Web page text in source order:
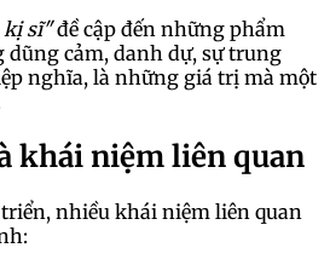
kị sĩ"đề cập đến những phẩm
dũng cảm, danh dự, sự trung
nghĩa, là những giá trị mà một
khái niệm liên quan
nhiều khái niệm liên quan